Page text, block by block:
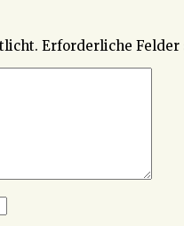
Erforderliche Felder